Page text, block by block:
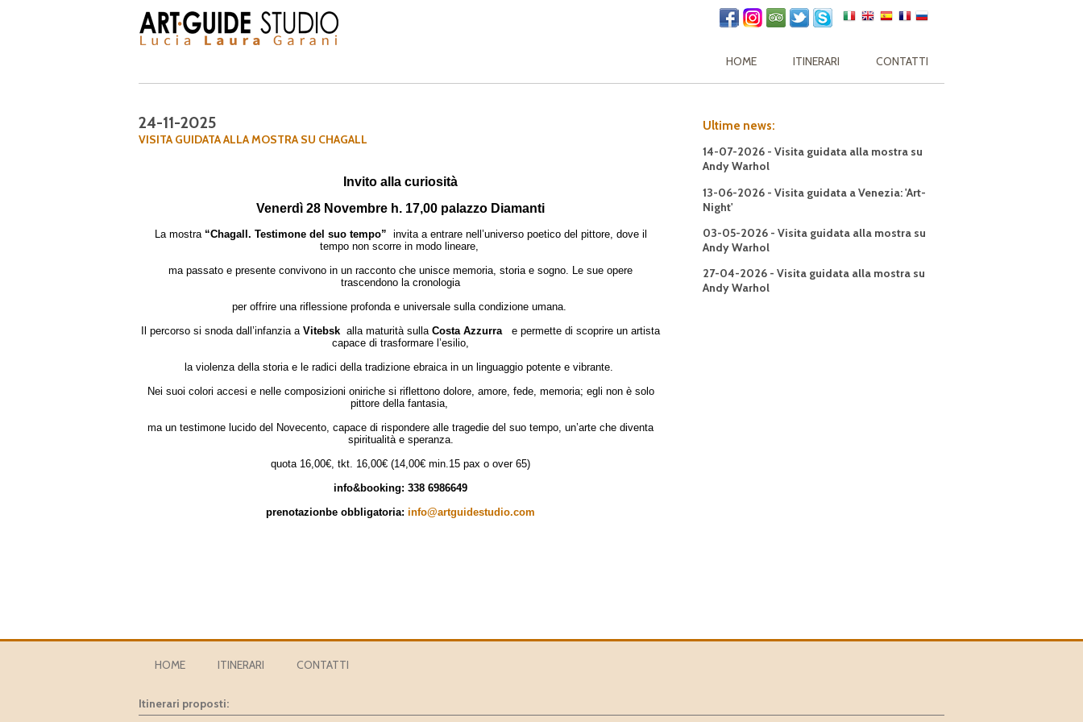
HOME ITINERARI CONTATTI
24-11-2025
VISITA GUIDATA ALLA MOSTRA SU CHAGALL
Invito alla curiosità
Venerdì 28 Novembre h. 17,00 palazzo Diamanti
La mostra “Chagall. Testimone del suo tempo” invita a entrare nell’universo poetico del pittore, dove il
tempo non scorre in modo lineare,
ma passato e presente convivono in un racconto che unisce memoria, storia e sogno. Le sue opere
trascendono la cronologia
per offrire una riflessione profonda e universale sulla condizione umana.
Il percorso si snoda dall’infanzia a Vitebsk alla maturità sulla Costa Azzurra
e permette di scoprire un artista
capace di trasformare l’esilio,
la violenza della storia e le radici della tradizione ebraica in un linguaggio potente e vibrante.
Nei suoi colori accesi e nelle composizioni oniriche si riflettono dolore, amore, fede, memoria; egli non è solo
pittore della fantasia,
ma un testimone lucido del Novecento, capace di rispondere alle tragedie del suo tempo, un’arte che diventa
spiritualità e speranza.
quota 16,00€, tkt. 16,00€ (14,00€ min.15 pax o over 65)
info&booking: 338 6986649
prenotazionbe obbligatoria: info@artguidestudio.com
Ultime news:
14-07-2026 - Visita guidata alla mostra su
Andy Warhol
13-06-2026 - Visita guidata a Venezia: 'Art-
Night'
03-05-2026 - Visita guidata alla mostra su
Andy Warhol
27-04-2026 - Visita guidata alla mostra su
Andy Warhol
HOME ITINERARI CONTATTI
Itinerari proposti: